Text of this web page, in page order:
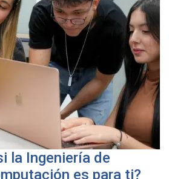
la Ingeniería de
es para ti?